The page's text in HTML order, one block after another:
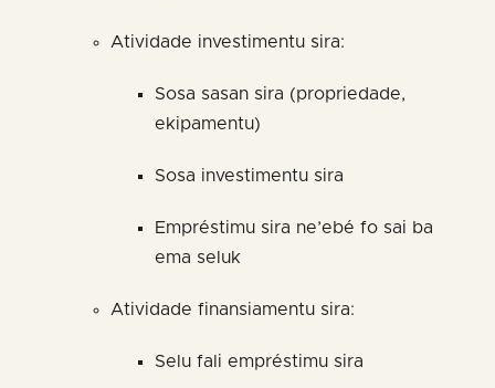
Atividade investimentu sira:
Sosa sasan sira (propriedade,
ekipamentu)
Sosa investimentu sira
Empréstimu sira ne’ebé fo sai ba
ema seluk
Atividade finansiamentu sira:
Selu fali empréstimu sira